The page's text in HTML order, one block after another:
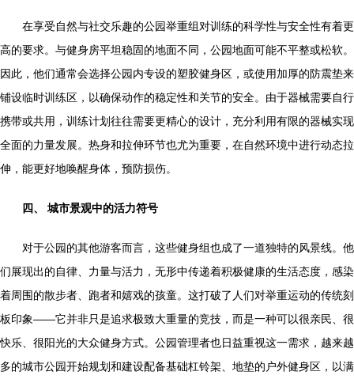
在享受自然与社交乐趣的公园举重组对训练的科学性与安全性有着更
高的要求。与健身房平坦稳固的地面不同，公园地面可能不平整或松软。
因此，他们通常会选择公园内专设的塑胶健身区，或使用加厚的防震垫来
铺设临时训练区，以确保动作的稳定性和关节的安全。由于器械需要自行
携带或共用，训练计划往往需要更精心的设计，充分利用有限的器械实现
全面的力量发展。热身和拉伸环节也尤为重要，在自然环境中进行动态拉
伸，能更好地唤醒身体，预防损伤。
四、 城市景观中的活力符号
对于公园的其他游客而言，这些健身组也成了一道独特的风景线。他
们展现出的自律、力量与活力，无形中传递着积极健康的生活态度，感染
着周围的散步者、跑者和嬉戏的孩童。这打破了人们对举重运动的传统刻
板印象——它并非只是追求极致大重量的竞技，而是一种可以很亲民、很
快乐、很阳光的大众健身方式。公园管理者也日益重视这一需求，越来越
多的城市公园开始规划和建设配备基础杠铃架、地垫的户外健身区，以满